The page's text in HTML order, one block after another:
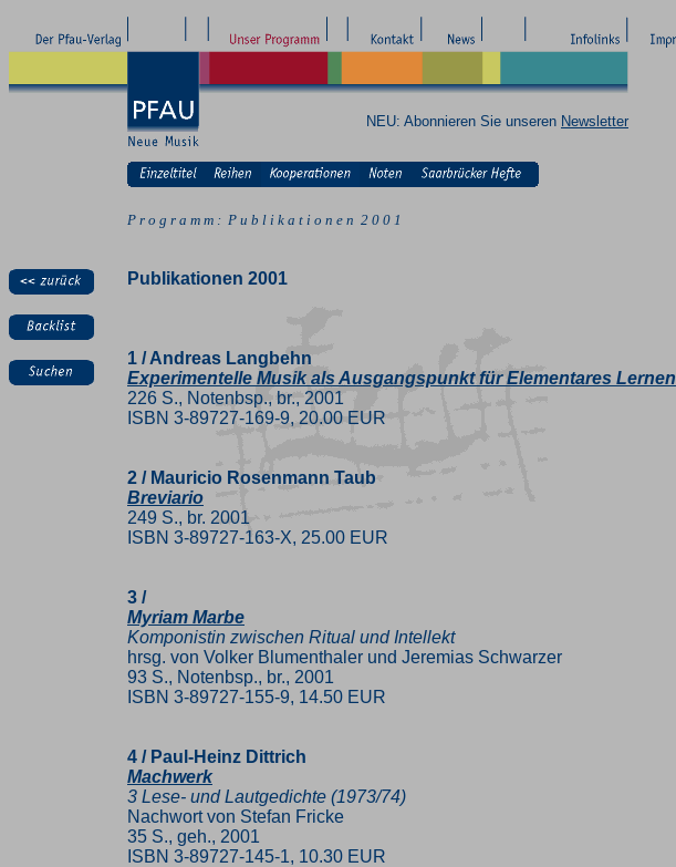
NEU: Abonnieren Sie unseren Newsletter
P r o g r a m m : P u b l i k a t i o n e n 2 0 0 1
Publikationen 2001
1 / Andreas Langbehn
Experimentelle Musik als Ausgangspunkt für Elementares Lernen
226 S., Notenbsp., br., 2001
ISBN 3-89727-169-9, 20.00 EUR
2 / Mauricio Rosenmann Taub
Breviario
249 S., br. 2001
ISBN 3-89727-163-X, 25.00 EUR
3 /
Myriam Marbe
Komponistin zwischen Ritual und Intellekt
hrsg. von Volker Blumenthaler und Jeremias Schwarzer
93 S., Notenbsp., br., 2001
ISBN 3-89727-155-9, 14.50 EUR
4 / Paul-Heinz Dittrich
Machwerk
3 Lese- und Lautgedichte (1973/74)
Nachwort von Stefan Fricke
35 S., geh., 2001
ISBN 3-89727-145-1, 10.30 EUR